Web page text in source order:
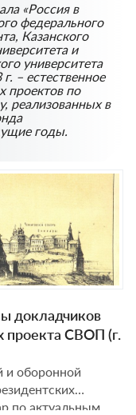
«Россия в
федерального
Казанского
и
университета
– естественное
проектов по
реализованных в
годы.
докладчиков
проекта СВОП (г.
и оборонной
по актуальным